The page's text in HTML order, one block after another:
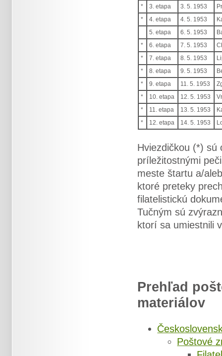
*
3. etapa 3. 5. 1953
*
4. etapa 4. 5. 1953
5. etapa
6. 5. 1953
*
6. etapa 7. 5. 1953
*
7. etapa 8. 5. 1953
*
8. etapa 9. 5. 1953
*
9. etapa 11. 5. 1953
*
10. etapa 12. 5. 1953
*
11. etapa 13. 5. 1953
*
12. etapa 14. 5. 1953
Hviezdičkou (*) sú
príležitostnými
meste štartu a/
ktoré preteky
filatelistickú
Tučným sú
ktorí sa umiestnili
Prehľad
materiálov
Poštové